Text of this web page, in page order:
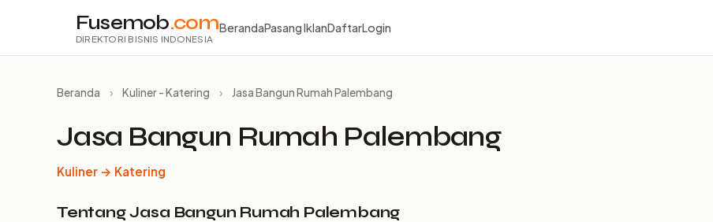
Fusemob.com
DIREKTORI BISNIS INDONESIA
BerandaPasang IklanDaftarLogin
Beranda › Kuliner - Katering › Jasa Bangun Rumah Palembang
Jasa Bangun Rumah Palembang
Kuliner → Katering
Tentang Jasa Bangun Rumah Palembang